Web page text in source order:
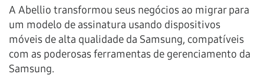
A Abellio transformou seus negócios ao migrar para
um modelo de assinatura usando dispositivos
móveis de alta qualidade da Samsung, compatíveis
com as poderosas ferramentas de gerenciamento da
Samsung.